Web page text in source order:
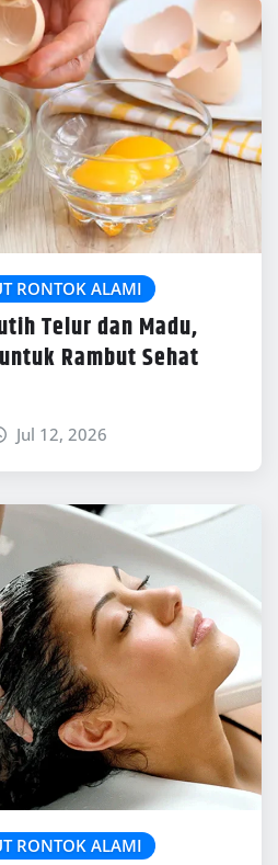
RONTOK ALAMI
Telur dan Madu,
Rambut Sehat
Jul 12, 2026
RONTOK ALAMI